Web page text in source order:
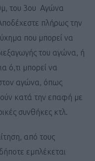
του 3ου Αγώνα
πλήρως την
που μπορεί να
του αγώνα, ή
ό,τι μπορεί να
αγώνα, όπως
κατά την επαφή με
συνθήκες κτλ.
από τους
εμπλέκεται